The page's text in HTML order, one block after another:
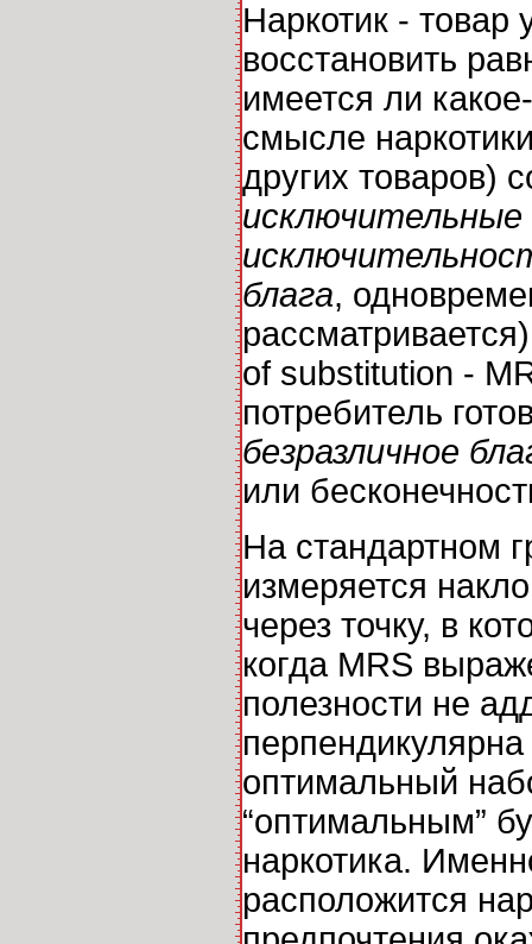
Наркотик -
восстановить
имеется ли
смысле
других товаров)
исключительные
блага,
of substitution -
потребитель
безразличное
или
На стандартном
измеряется
через точку, в
когда MRS
полезности не
оптимальный
“оптимальным”
наркотика.
расположится